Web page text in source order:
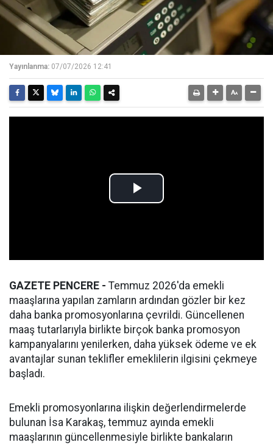
Yayınlanma: 07/07/2026 12:41
GAZETE PENCERE - Temmuz 2026'da emekli
maaşlarına yapılan zamların ardından gözler bir kez
daha banka promosyonlarına çevrildi. Güncellenen
maaş tutarlarıyla birlikte birçok banka promosyon
kampanyalarını yenilerken, daha yüksek ödeme ve ek
avantajlar sunan teklifler emeklilerin ilgisini çekmeye
başladı.
Emekli promosyonlarına ilişkin değerlendirmelerde
bulunan İsa Karakaş, temmuz ayında emekli
maaşlarının güncellenmesiyle birlikte bankaların